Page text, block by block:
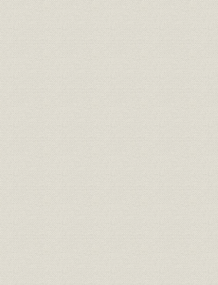
経営;規則 松坂店建書扣 享保十五
経営;規則 永要録 一(抄) 享保七年
経営;規則 同苗店々勤方定目 元文二年
経営;規則 三ケ所両替店同苗出勤式 元文二年
経営;規則 大元方定式 延享元年
賃金
一家賄渡シ高建并元〆名代元手
銀役料改申渡ス扣
享保四年
賃金
両替店綿店名代元手銀并役料改
申渡ス扣
享保四年
規則 家法勤仕録 享保十九
賃金 名目役歩株規矩録 享保十六
賃金;表彰 割褒美規矩 元文二年
経営 本寄会ニ而被仰渡書付写 元文五年
商品;売上 御用留抜書二 寛政四年